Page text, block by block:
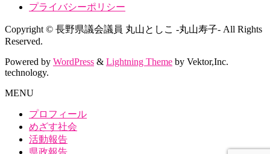
プライバシーポリシー
Copyright © 長野県議会議員 丸山としこ -丸山寿子- All Rights
Reserved.
Powered by WordPress & Lightning Theme by Vektor,Inc.
technology.
MENU
プロフィール
めざす社会
活動報告
県政報告